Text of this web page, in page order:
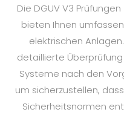
Die DGUV V3
bieten Ihnen
elektrischen
detaillierte
Systeme nach den
um sicherzustellen,
Sicherheitsnormen